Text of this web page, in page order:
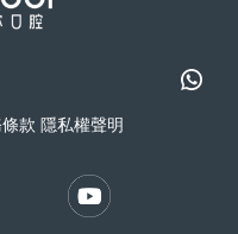
款 隱私權聲明